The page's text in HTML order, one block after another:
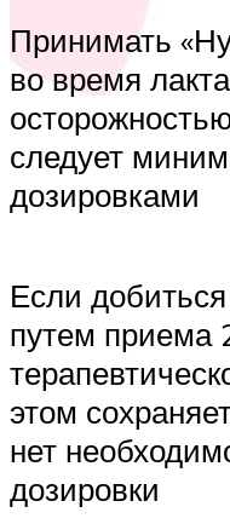
Принимать
во время
следует
дозировками
Если
путем приема
этом
нет
дозировки